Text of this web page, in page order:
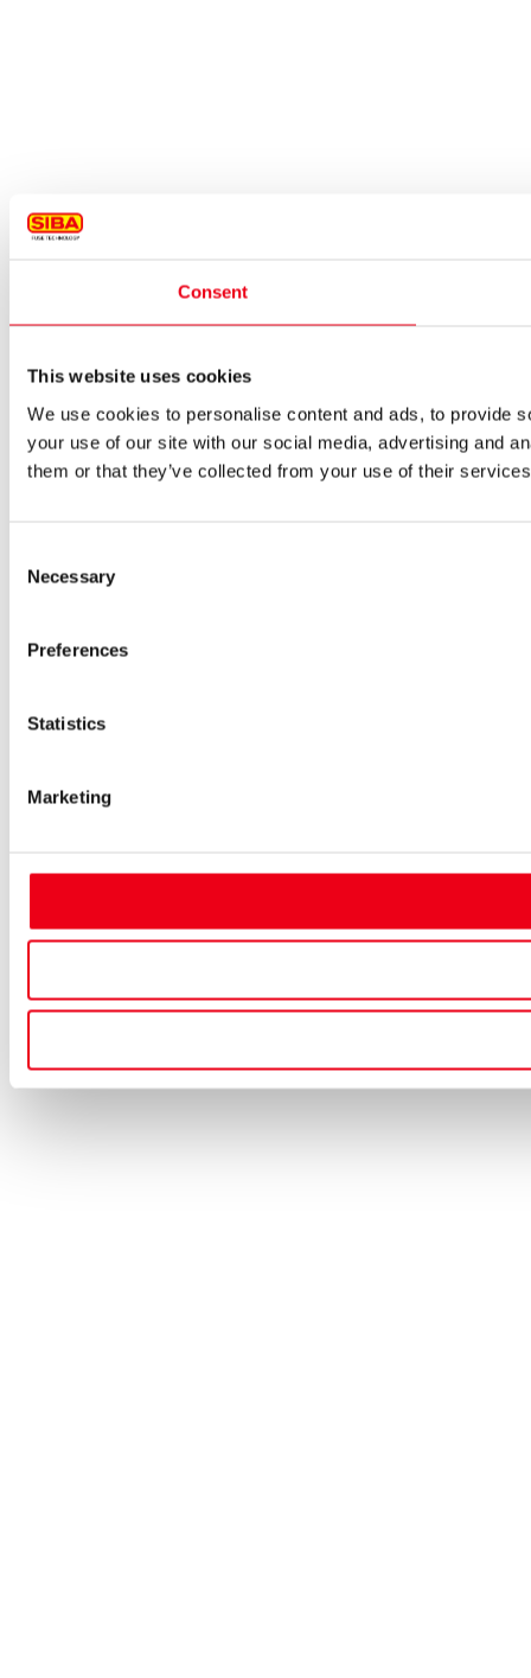
Consent
This website uses cookies
We use cookies to personalise content and ads, to provide
your use of our site with our social media, advertising and
them or that they’ve collected from your use of their
Selection
Necessary
Preferences
Statistics
Marketing